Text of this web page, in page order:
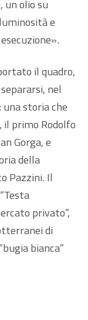
un olio su
e
il quadro,
nel
storia che
primo Rodolfo
Gorga, e
della
Pazzini. Il
privato”,
di
bianca”